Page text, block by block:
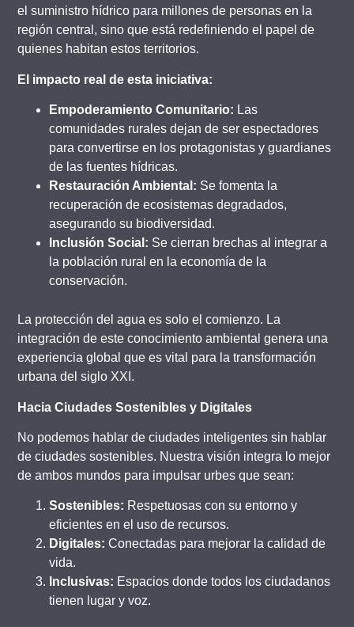
el suministro hídrico para millones de personas en la
región central, sino que está redefiniendo el papel de
quienes habitan estos territorios.
El impacto real de esta iniciativa:
Empoderamiento Comunitario: Las
comunidades rurales dejan de ser espectadores
para convertirse en los protagonistas y guardianes
de las fuentes hídricas.
Restauración Ambiental: Se fomenta la
recuperación de ecosistemas degradados,
asegurando su biodiversidad.
Inclusión Social: Se cierran brechas al integrar a
la población rural en la economía de la
conservación.
La protección del agua es solo el comienzo. La
integración de este conocimiento ambiental genera una
experiencia global que es vital para la transformación
urbana del siglo XXI.
Hacia Ciudades Sostenibles y Digitales
No podemos hablar de ciudades inteligentes sin hablar
de ciudades sostenibles. Nuestra visión integra lo mejor
de ambos mundos para impulsar urbes que sean:
Sostenibles: Respetuosas con su entorno y
eficientes en el uso de recursos.
Digitales: Conectadas para mejorar la calidad de
vida.
Inclusivas: Espacios donde todos los ciudadanos
tienen lugar y voz.